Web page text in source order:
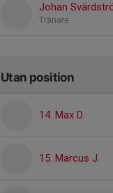
Johan
Tränare
Utan position
14. Max D.
15. Marcus J.